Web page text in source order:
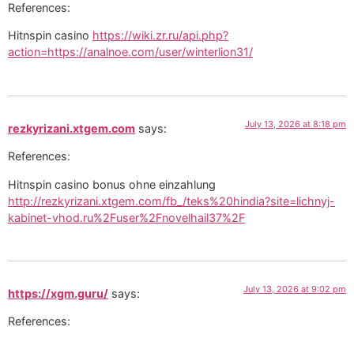
References:
Hitnspin casino https://wiki.zr.ru/api.php?
action=https://analnoe.com/user/winterlion31/
rezkyrizani.xtgem.com says: July 13, 2026 at 8:18 pm
References:
Hitnspin casino bonus ohne einzahlung
http://rezkyrizani.xtgem.com/fb_/teks%20hindia?site=lichnyj-
kabinet-vhod.ru%2Fuser%2Fnovelhail37%2F
https://xgm.guru/ says: July 13, 2026 at 9:02 pm
References: